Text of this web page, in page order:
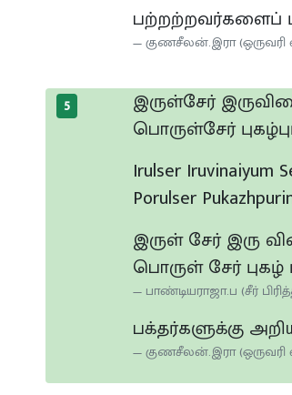
பற்றற்றவர்களைப்
குணசீலன்.இரா (ஒருவரி
5
இருள்சேர்
பொருள்சேர்
Irulser Iruvinaiyum
Porulser
இருள் சேர் இரு
பொருள் சேர் புகழ்
பாண்டியராஜா.ப (சீர்
பக்தர்களுக்கு
குணசீலன்.இரா (ஒருவரி